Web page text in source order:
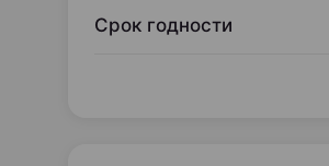
Срок годности